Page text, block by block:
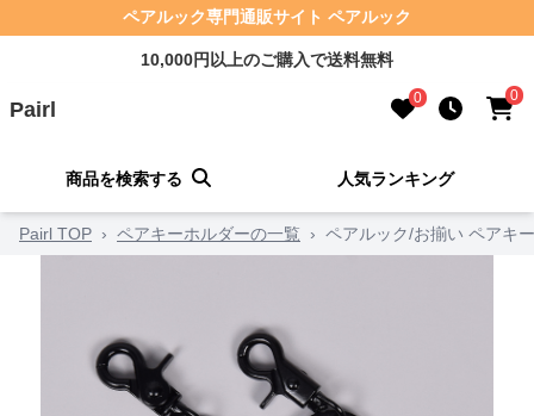
ペアルック専門通販サイト ペアルック
10,000円以上のご購入で送料無料
Pairl 0 0
商品を検索する 人気ランキング
Pairl TOP › ペアキーホルダーの一覧 › ペアルック/お揃い ペアキ